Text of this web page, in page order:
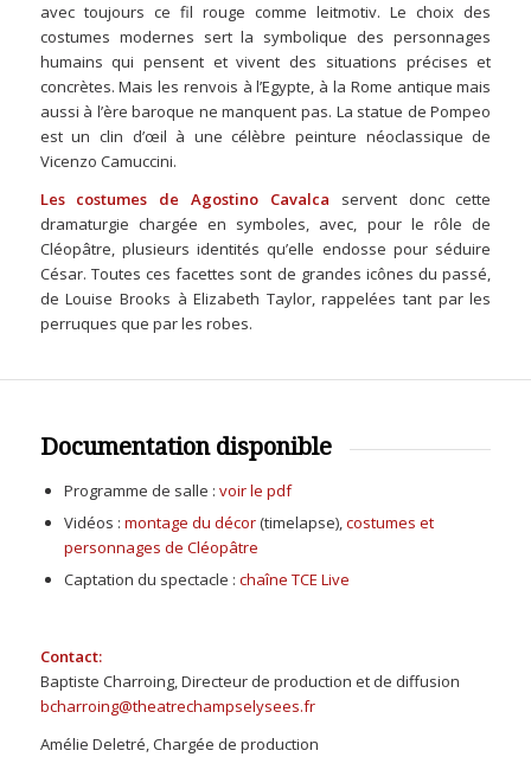
avec toujours ce fil rouge comme leitmotiv. Le choix des
costumes modernes sert la symbolique des personnages
humains qui pensent et vivent des situations précises et
concrètes. Mais les renvois à l’Egypte, à la Rome antique mais
aussi à l’ère baroque ne manquent pas. La statue de Pompeo
est un clin d’œil à une célèbre peinture néoclassique de
Vicenzo Camuccini.
Les costumes de Agostino Cavalca servent donc cette
dramaturgie chargée en symboles, avec, pour le rôle de
Cléopâtre, plusieurs identités qu’elle endosse pour séduire
César. Toutes ces facettes sont de grandes icônes du passé,
de Louise Brooks à Elizabeth Taylor, rappelées tant par les
perruques que par les robes.
Documentation disponible
Programme de salle : voir le pdf
Vidéos : montage du décor(timelapse),costumes et
personnages de Cléopâtre
Captation du spectacle : chaîne TCE Live
Contact:
Baptiste Charroing, Directeur de production et de diffusion
bcharroing@theatrechampselysees.fr
Amélie Deletré, Chargée de production